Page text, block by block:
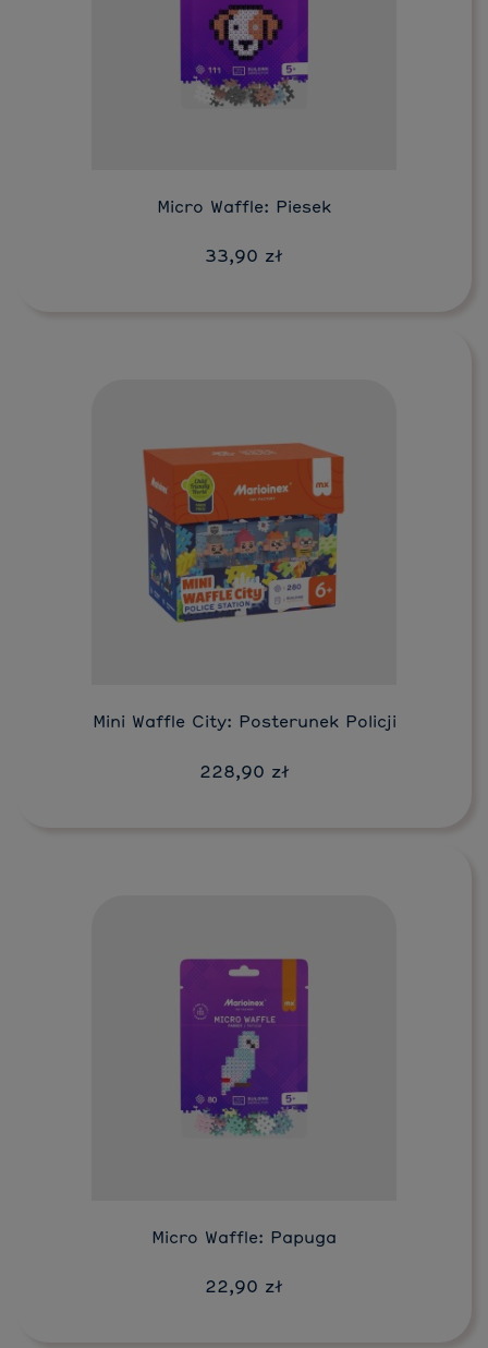
Micro Waffle: Piesek
33,90 zł
Do koszyka
Mini Waffle City: Posterunek Policji
228,90 zł
Do koszyka
Micro Waffle: Papuga
22,90 zł
Do koszyka